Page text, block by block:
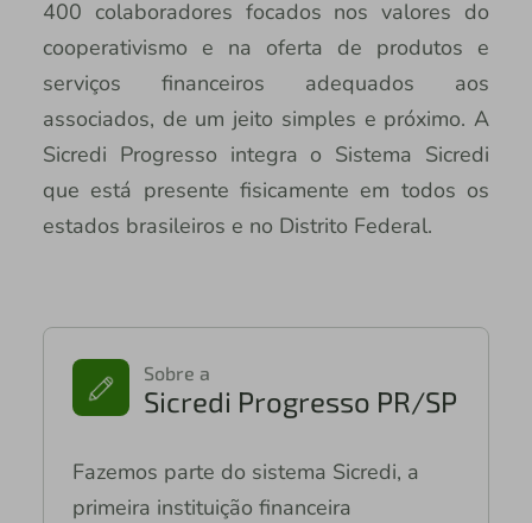
400 colaboradores focados nos valores do
cooperativismo e na oferta de produtos e
serviços financeiros adequados aos
associados, de um jeito simples e próximo. A
Sicredi Progresso integra o Sistema Sicredi
que está presente fisicamente em todos os
estados brasileiros e no Distrito Federal.
Sobre a
Sicredi Progresso PR/SP
Fazemos parte do sistema Sicredi, a
primeira instituição financeira